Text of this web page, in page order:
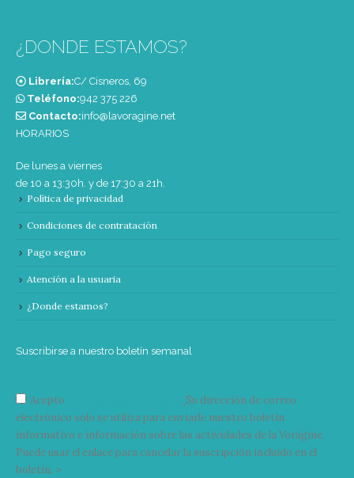
¿DONDE ESTAMOS?
Librería:C/ Cisneros, 69
Teléfono:‭942 375 226‬
Contacto:info@lavoragine.net
HORARIOS
De lunes a viernes
de 10 a 13:30h. y de 17:30 a 21h.
Política de privacidad
Condiciones de contratación
Pago seguro
Atención a la usuaria
¿Donde estamos?
Suscribirse a nuestro boletín semanal
Acepto
Su dirección de correo
electrónico solo se utiliza para enviarle nuestro boletín
informativo e información sobre las actividades de la Vorágine.
Puede usar el enlace para cancelar la suscripción incluido en el
boletín. >